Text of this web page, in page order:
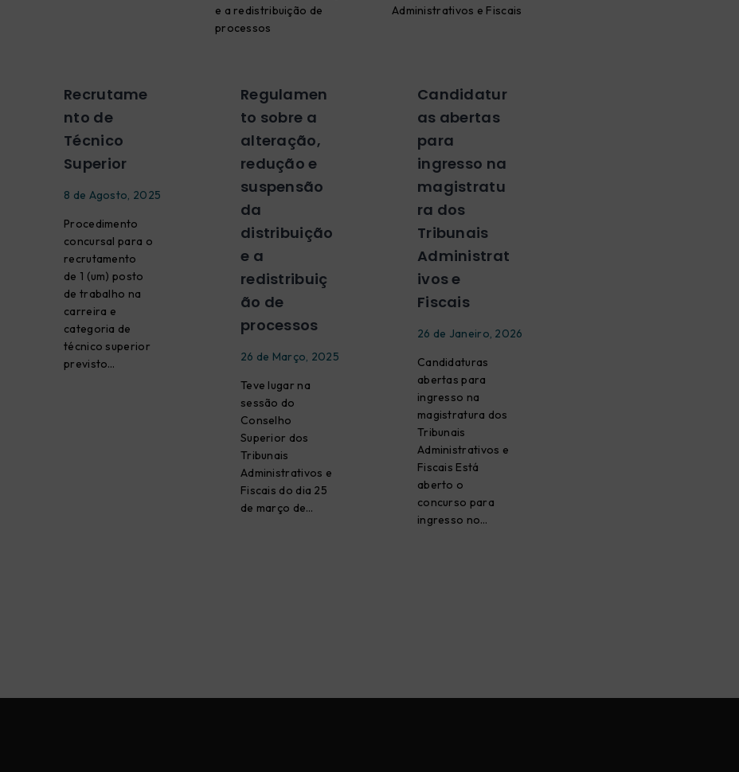
Recrutame
nto de
Técnico
Superior
8 de Agosto, 2025
Procedimento
concursal para o
recrutamento
de 1 (um) posto
de trabalho na
carreira e
categoria de
técnico superior
previsto…
Regulamen
to sobre a
alteração,
redução e
suspensão
da
distribuição
e a
redistribuiç
ão de
processos
26 de Março, 2025
Teve lugar na
sessão do
Conselho
Superior dos
Tribunais
Administrativos e
Fiscais do dia 25
de março de…
Candidatur
as abertas
para
ingresso na
magistratu
ra dos
Tribunais
Administrat
ivos e
Fiscais
26 de Janeiro, 2026
Candidaturas
abertas para
ingresso na
magistratura dos
Tribunais
Administrativos e
Fiscais Está
aberto o
concurso para
ingresso no…